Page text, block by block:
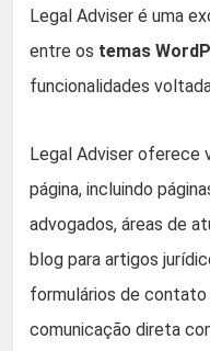
Legal Adviser é uma
entre os temas
funcionalidades
Legal Adviser oferece
página, incluindo
advogados, áreas de
blog para artigos
formulários de
comunicação direta